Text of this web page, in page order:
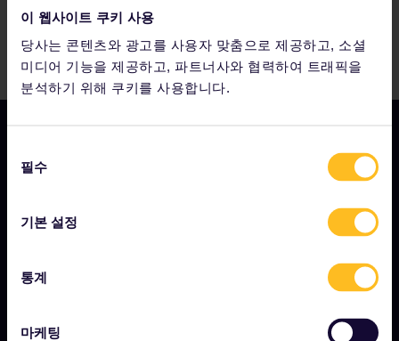
이 웹사이트 쿠키 사용
당사는 콘텐츠와 광고를 사용자 맞춤으로 제공하고, 소셜
미디어 기능을 제공하고, 파트너사와 협력하여 트래픽을
분석하기 위해 쿠키를 사용합니다.
필수
기본 설정
통계
마케팅
회사 소개
프레스룸